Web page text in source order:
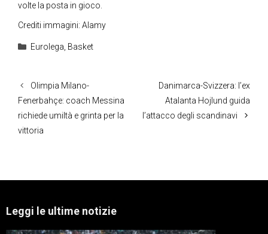
volte la posta in gioco.
Crediti immagini: Alamy
Categorie
Eurolega, Basket
Olimpia Milano-
Fenerbahçe: coach Messina
richiede umiltà e grinta per la
vittoria
Danimarca-Svizzera: l’ex
Atalanta Hojlund guida
l’attacco degli scandinavi
Leggi le ultime notizie